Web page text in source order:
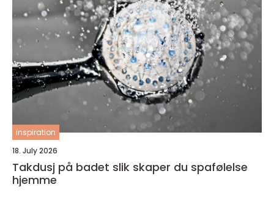
inspiration
18. July 2026
Takdusj på badet slik skaper du spafølelse
hjemme